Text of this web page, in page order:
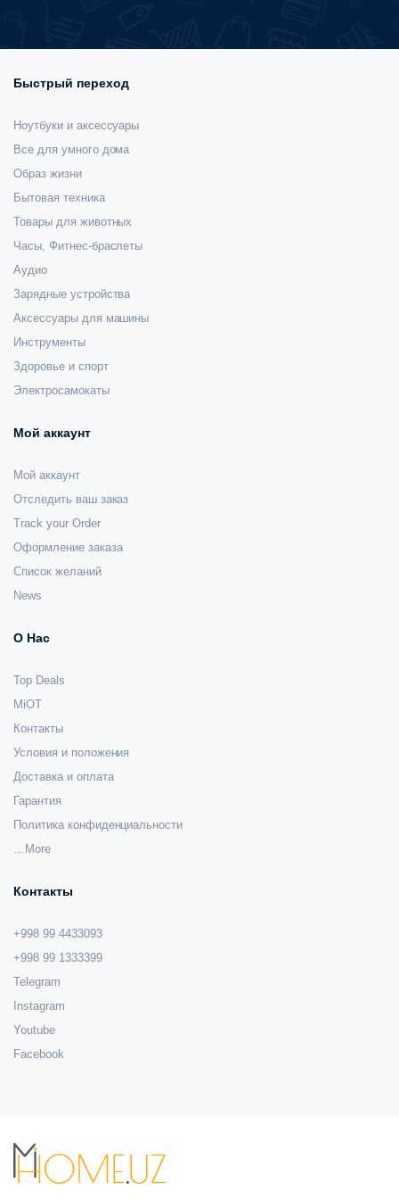
Быстрый переход
Ноутбуки и аксессуары
Все для умного дома
Образ жизни
Бытовая техника
Товары для животных
Часы, Фитнес-браслеты
Аудио
Зарядные устройства
Аксессуары для машины
Инструменты
Здоровье и спорт
Электросамокаты
Мой аккаунт
Мой аккаунт
Отследить ваш заказ
Track your Order
Оформление заказа
Список желаний
News
О Нас
Top Deals
MiOT
Контакты
Условия и положения
Доставка и оплата
Гарантия
Политика конфиденциальности
…More
Контакты
+998 99 4433093
+998 99 1333399
Telegram
Instagram
Youtube
Facebook